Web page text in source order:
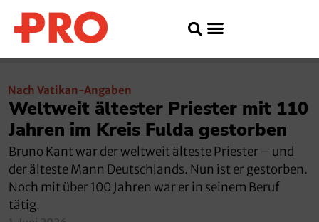
Nach Vatikan-Angaben
Weltweit ältester Priester mit 110
Jahren im Kreis Fulda gestorben
Bruno Kant war der weltweit älteste Priester – und
der älteste Mann Deutschlands. Nun ist er gestorben.
Noch mit über 100 Jahren war er in seinem Beruf
tätig.